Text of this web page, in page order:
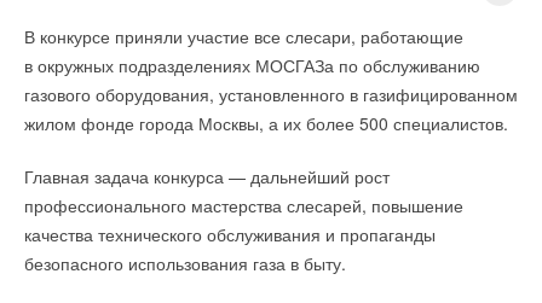
В конкурсе приняли участие все слесари, работающие
в окружных подразделениях МОСГАЗа по обслуживанию
газового оборудования, установленного в газифицированном
жилом фонде города Москвы, а их более 500 специалистов.
Главная задача конкурса — дальнейший рост
профессионального мастерства слесарей, повышение
качества технического обслуживания и пропаганды
безопасного использования газа в быту.
компании « Данфосс». Применение комбинированных
клапанных станций ICF FlexlineTM позволяет заменить ряд
традиционных механических и электромеханических
компонентов, обеспечивая преимущества, как при
эксплуатации и обслуживании.
Разработанные для хладагентов низкого и высокого
давления комплектации четырех- и шестимодульных станций
различных видах топлива:
Твердое топливо – дрова, уголь, брикеты
Пеллеты
Природный и сжиженный газ
Отработанное масло
КПД на дровах/угле – более 80 %.